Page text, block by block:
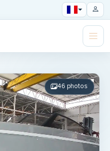
46 photos